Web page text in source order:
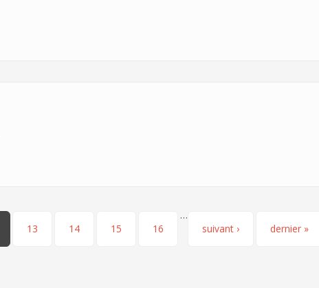
13 14 15 16
…
suivant ›
dernier »